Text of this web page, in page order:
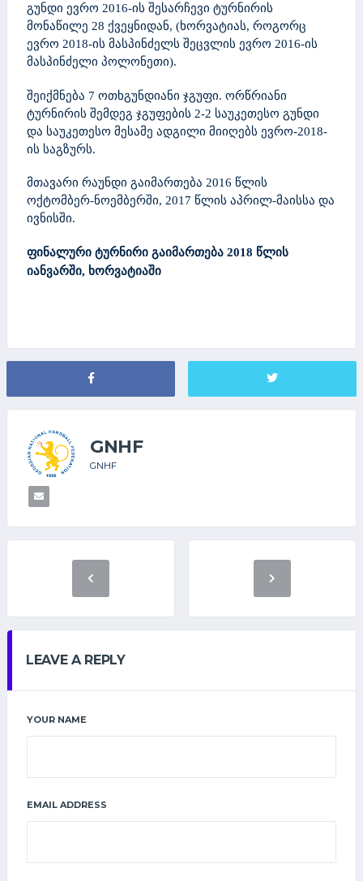
გუნდი ევრო 2016-ის შესარჩევი ტურნირის
მონაწილე 28 ქვეყნიდან, (ხორვატიას, როგორც
ევრო 2018-ის მასპინძელს შეცვლის ევრო 2016-ის
მასპინძელი პოლონეთი).
შეიქმნება 7 ოთხგუნდიანი ჯგუფი. ორწრიანი
ტურნირის შემდეგ ჯგუფების 2-2 საუკეთესო გუნდი
და საუკეთესო მესამე ადგილი მიიღებს ევრო-2018-
ის საგზურს.
მთავარი რაუნდი გაიმართება 2016 წლის
ოქტომბერ-ნოემბერში, 2017 წლის აპრილ-მაისსა და
ივნისში.
ფინალური ტურნირი გაიმართება 2018 წლის
იანვარში, ხორვატიაში
GNHF
GNHF
LEAVE A REPLY
YOUR NAME
EMAIL ADDRESS